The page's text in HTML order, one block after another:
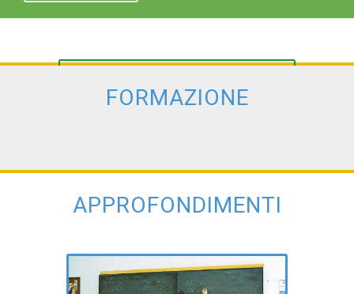
FORMAZIONE
APPROFONDIMENTI